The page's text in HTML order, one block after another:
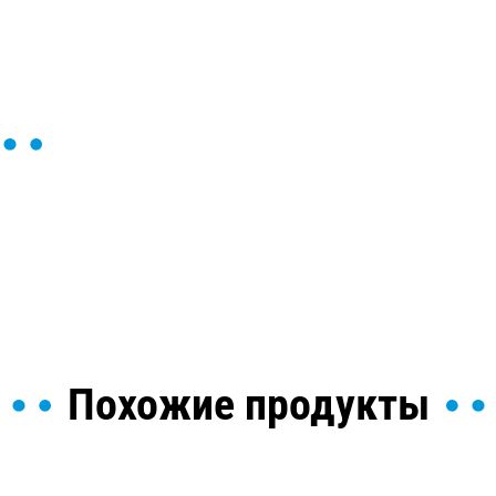
Похожие продукты